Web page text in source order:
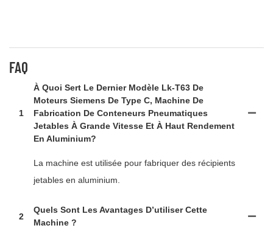
FAQ
1
À Quoi Sert Le Dernier Modèle Lk-T63 De
Moteurs Siemens De Type C, Machine De
Fabrication De Conteneurs Pneumatiques
Jetables À Grande Vitesse Et À Haut Rendement
En Aluminium?
La machine est utilisée pour fabriquer des récipients
jetables en aluminium.
2
Quels Sont Les Avantages D’utiliser Cette
Machine ?